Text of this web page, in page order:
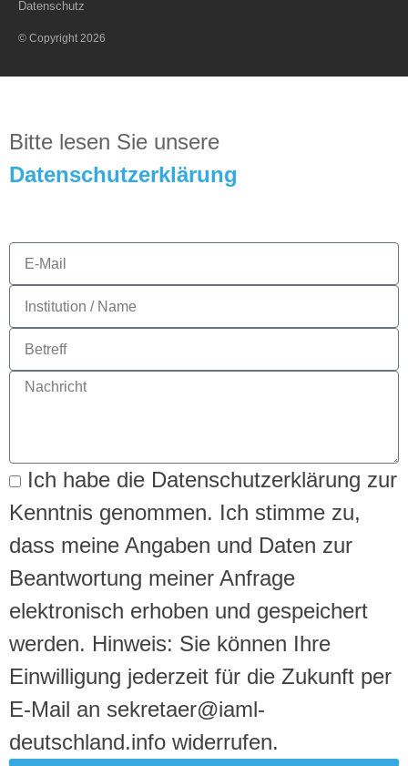
Datenschutz
© Copyright 2026
Bitte lesen Sie unsere
Datenschutzerklärung
Ich habe die Datenschutzerklärung zur
Kenntnis genommen. Ich stimme zu,
dass meine Angaben und Daten zur
Beantwortung meiner Anfrage
elektronisch erhoben und gespeichert
werden. Hinweis: Sie können Ihre
Einwilligung jederzeit für die Zukunft per
E-Mail an sekretaer@iaml-
deutschland.info widerrufen.